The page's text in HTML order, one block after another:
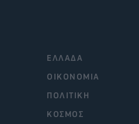
ΕΛΛΑΔΑ
ΟΙΚΟΝΟΜΙΑ
ΠΟΛΙΤΙΚΗ
ΚΟΣΜΟΣ